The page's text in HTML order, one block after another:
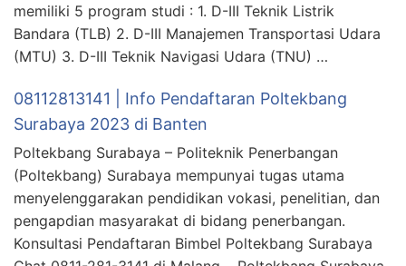
memiliki 5 program studi : 1. D-III Teknik Listrik
Bandara (TLB) 2. D-III Manajemen Transportasi Udara
(MTU) 3. D-III Teknik Navigasi Udara (TNU) …
08112813141 | Info Pendaftaran Poltekbang
Surabaya 2023 di Banten
Poltekbang Surabaya – Politeknik Penerbangan
(Poltekbang) Surabaya mempunyai tugas utama
menyelenggarakan pendidikan vokasi, penelitian, dan
pengapdian masyarakat di bidang penerbangan.
Konsultasi Pendaftaran Bimbel Poltekbang Surabaya